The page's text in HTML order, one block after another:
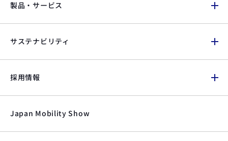
製品・サービス
サステナビリティ
採用情報
Japan Mobility Show